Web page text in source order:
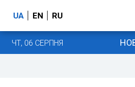
UA EN RU
ЧТ, 06 СЕРПНЯ